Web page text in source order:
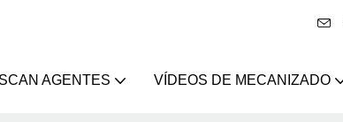
AGENTES VÍDEOS DE MECANIZADO